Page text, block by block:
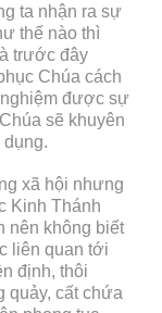
ta nhận ra sự
thế nào thì
trước đây
Chúa cách
nghiệm được sự
sẽ khuyên
xã hội nhưng
Kinh Thánh
nên không biết
liên quan tới
định, thôi
quảy, cất chứa